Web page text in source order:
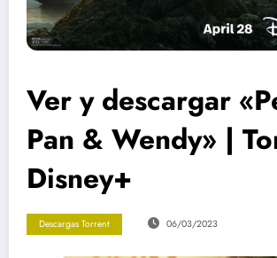
Ver y descargar
Pan & Wendy» |
Disney+
Descargas Torrent 06/03/2023